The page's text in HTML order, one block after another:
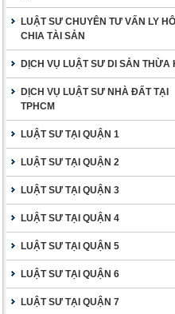
LUẬT SƯ CHUYÊN TƯ VẤN LY
CHIA TÀI SẢN
DỊCH VỤ LUẬT SƯ DI SẢN THỪA
DỊCH VỤ LUẬT SƯ NHÀ ĐẤT TẠI
TPHCM
LUẬT SƯ TẠI QUẬN 1
LUẬT SƯ TẠI QUẬN 2
LUẬT SƯ TẠI QUẬN 3
LUẬT SƯ TẠI QUẬN 4
LUẬT SƯ TẠI QUẬN 5
LUẬT SƯ TẠI QUẬN 6
LUẬT SƯ TẠI QUẬN 7